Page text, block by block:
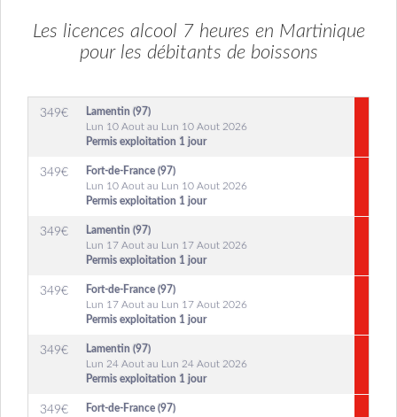
Les licences alcool 7 heures en Martinique
pour les débitants de boissons
349€
Lamentin (97)
Lun 10 Aout au Lun 10 Aout 2026
Permis exploitation 1 jour
349€
Fort-de-France (97)
Lun 10 Aout au Lun 10 Aout 2026
Permis exploitation 1 jour
349€
Lamentin (97)
Lun 17 Aout au Lun 17 Aout 2026
Permis exploitation 1 jour
349€
Fort-de-France (97)
Lun 17 Aout au Lun 17 Aout 2026
Permis exploitation 1 jour
349€
Lamentin (97)
Lun 24 Aout au Lun 24 Aout 2026
Permis exploitation 1 jour
349€
Fort-de-France (97)